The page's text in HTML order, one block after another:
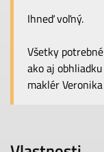
Ihneď voľný.
Všetky
ako aj
maklér